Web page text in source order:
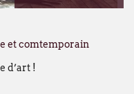
et comtemporain
d’art !